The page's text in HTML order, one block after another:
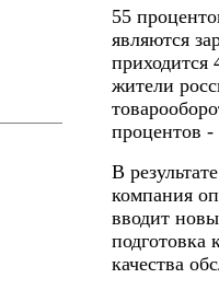
55
являются
приходится
жители
процентов -
В
компания
вводит
качества